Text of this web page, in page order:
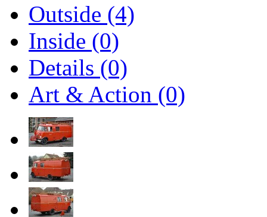
Outside (4)
Inside (0)
Details (0)
Art & Action (0)